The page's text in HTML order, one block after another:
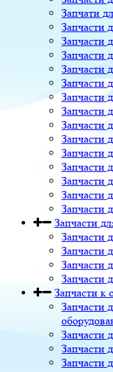
Запчати
Запчасти
Запчасти
Запчасти
Запчасти
Запчасти
Запчасти
Запчасти
Запчасти
Запчасти
Запчасти
Запчасти
Запчасти
Запчасти
Запчасти
Запчасти
Запчасти
Запчасти
Запчасти
Запчасти
Запчасти к
Запчасти
Запчасти
Запчасти
Запчасти